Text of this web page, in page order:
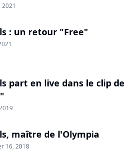
2021
: un retour "Free"
part en live dans le clip de
maître de l'Olympia
16, 2018